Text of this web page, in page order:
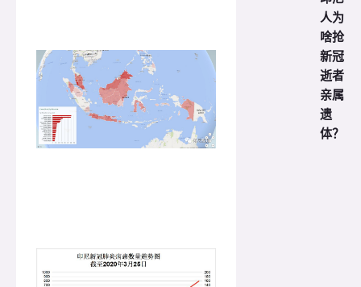
人为
啥抢
新冠
逝者
亲属
遗
体？